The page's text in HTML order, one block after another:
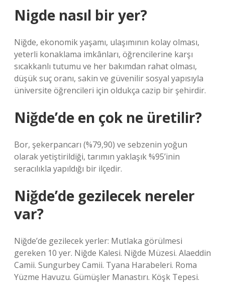
Nigde nasıl bir yer?
Niğde, ekonomik yaşamı, ulaşımının kolay olması,
yeterli konaklama imkânları, öğrencilerine karşı
sıcakkanlı tutumu ve her bakımdan rahat olması,
düşük suç oranı, sakin ve güvenilir sosyal yapısıyla
üniversite öğrencileri için oldukça cazip bir şehirdir.
Niğde’de en çok ne üretilir?
Bor, şekerpancarı (%79,90) ve sebzenin yoğun
olarak yetiştirildiği, tarımın yaklaşık %95’inin
seracılıkla yapıldığı bir ilçedir.
Niğde’de gezilecek nereler
var?
Niğde’de gezilecek yerler: Mutlaka görülmesi
gereken 10 yer. Niğde Kalesi. Niğde Müzesi. Alaeddin
Camii. Sungurbey Camii. Tyana Harabeleri. Roma
Yüzme Havuzu. Gümüşler Manastırı. Köşk Tepesi.